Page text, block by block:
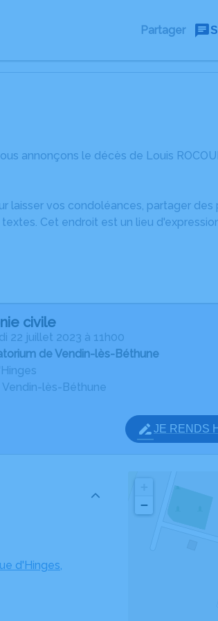
Partager
annonçons le décès de Louis
laisser vos condoléances, partager
Cet endroit est un lieu
civile
22 juillet 2023 à 11h00
de Vendin-lès-Béthune
Vendin-lès-Béthune
JE RENDS
d'Hinges,
−